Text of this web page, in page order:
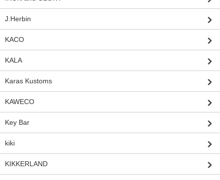
J.Herbin
KACO
KALA
Karas Kustoms
KAWECO
Key Bar
kiki
KIKKERLAND